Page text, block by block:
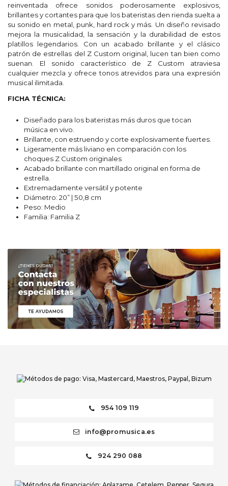
reinventada ofrece sonidos poderosamente explosivos,
brillantes y cortantes para que los bateristas den rienda suelta a
su sonido en metal, punk, hard rock y más. Un diseño revisado
mejora la musicalidad, la sensación y la durabilidad de estos
platillos legendarios. Con un acabado brillante y el clásico
patrón de estrellas del Z Custom original, lucen tan bien como
suenan. El sonido característico de Z Custom atraviesa
cualquier mezcla y ofrece tonos atrevidos para una expresión
musical ilimitada.
FICHA TÉCNICA:
Diseñado para los bateristas más duros que tocan
música en vivo.
Brillante, con estruendo y corte explosivamente fuertes.
Ligeramente más liviano en comparación con los
choques Z Custom originales
Acabado brillante con martillado original en forma de
estrella.
Extremadamente versátil y potente
Diámetro: 20” | 50,8 cm
Peso: Medio
Familia: Familia Z
954 109 119
info@promusica.es
924 290 088